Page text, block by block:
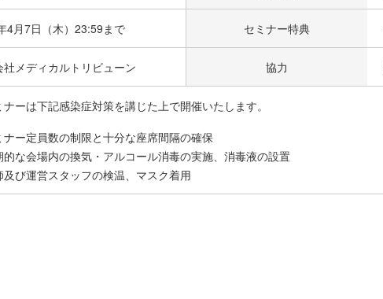
4月7日（木）23:59まで セミナー特典
社メディカルトリビューン 協力
ーは下記感染症対策を講じた上で開催いたします。
ナー定員数の制限と十分な座席間隔の確保
的な会場内の換気・アルコール消毒の実施、消毒液の設置
及び運営スタッフの検温、マスク着用